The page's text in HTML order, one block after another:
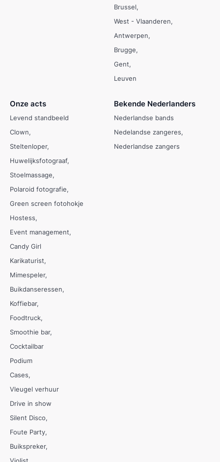
Brussel
West - Vlaanderen
Antwerpen
Brugge
Gent
Leuven
Onze acts
Levend standbeeld
Clown
Steltenloper
Huwelijksfotograaf
Stoelmassage
Polaroid fotografie
Green screen fotohokje
Hostess
Event management
Candy Girl
Karikaturist
Mimespeler
Buikdanseressen
Koffiebar
Foodtruck
Smoothie bar
Cocktailbar
Podium
Cases
Vleugel verhuur
Drive in show
Silent Disco
Foute Party
Buikspreker
Bekende Nederlanders
Nederlandse bands
Nedelandse zangeres
Nederlandse zangers